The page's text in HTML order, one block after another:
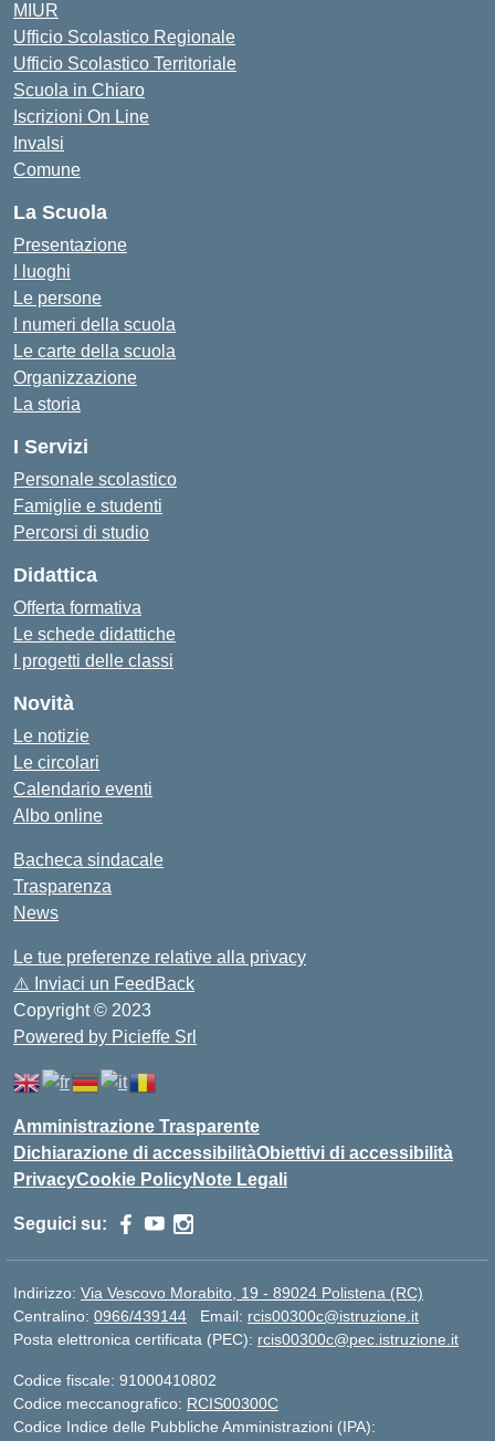
MIUR
Ufficio Scolastico Regionale
Ufficio Scolastico Territoriale
Scuola in Chiaro
Iscrizioni On Line
Invalsi
Comune
La Scuola
Presentazione
I luoghi
Le persone
I numeri della scuola
Le carte della scuola
Organizzazione
La storia
I Servizi
Personale scolastico
Famiglie e studenti
Percorsi di studio
Didattica
Offerta formativa
Le schede didattiche
I progetti delle classi
Novità
Le notizie
Le circolari
Calendario eventi
Albo online
Bacheca sindacale
Trasparenza
News
Le tue preferenze relative alla privacy
⚠️ Inviaci un FeedBack
Copyright © 2023
Powered by Picieffe Srl
Amministrazione Trasparente
Dichiarazione di accessibilitàObiettivi di accessibilità
PrivacyCookie PolicyNote Legali
Seguici su:
Indirizzo: Via Vescovo Morabito, 19 - 89024 Polistena (RC)
Centralino: 0966/439144 Email: rcis00300c@istruzione.it
Posta elettronica certificata (PEC): rcis00300c@pec.istruzione.it
Codice fiscale: 91000410802
Codice meccanografico: RCIS00300C
Codice Indice delle Pubbliche Amministrazioni (IPA):